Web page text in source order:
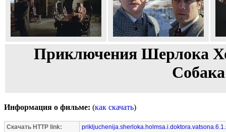
Приключения Шерлока
Информация о фильме: (как скачать)
Скачать HTTP link: